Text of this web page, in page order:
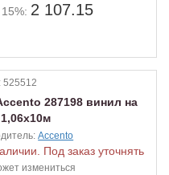
2 107.15
525512
287198 винил на
Accento
Под заказ уточнять
измениться